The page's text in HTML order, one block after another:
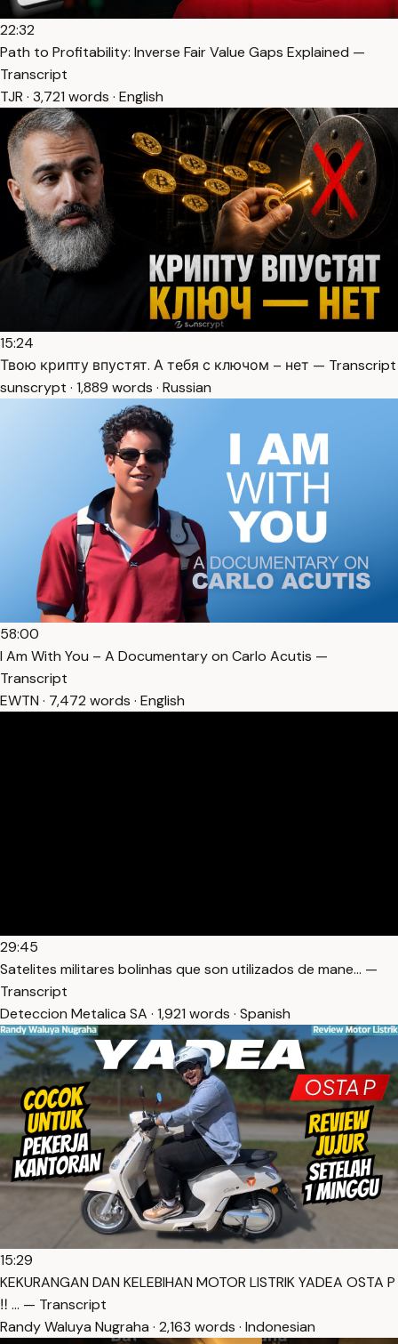
22:32
Path to Profitability: Inverse Fair Value Gaps Explained —
Transcript
TJR · 3,721 words · English
15:24
Твою крипту впустят. А тебя с ключом – нет — Transcript
sunscrypt · 1,889 words · Russian
58:00
I Am With You – A Documentary on Carlo Acutis —
Transcript
EWTN · 7,472 words · English
29:45
Satelites militares bolinhas que son utilizados de mane… —
Transcript
Deteccion Metalica SA · 1,921 words · Spanish
15:29
KEKURANGAN DAN KELEBIHAN MOTOR LISTRIK YADEA OSTA P
‼️ … — Transcript
Randy Waluya Nugraha · 2,163 words · Indonesian